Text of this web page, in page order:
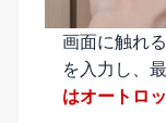
画面に触れ
を入力し、
はオートロ